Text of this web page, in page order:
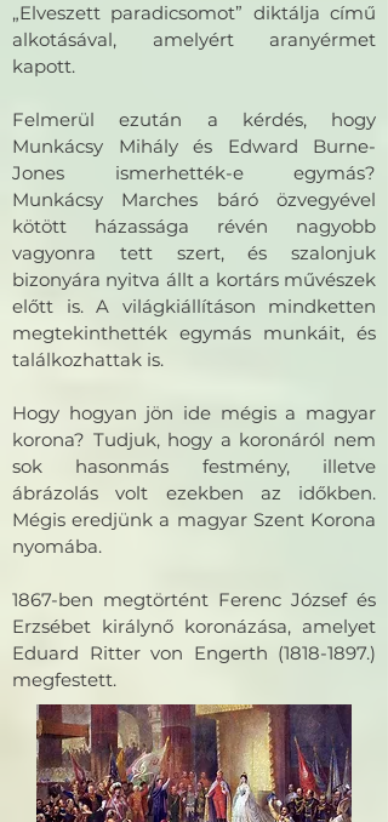
„Elveszett paradicsomot” diktálja című
alkotásával, amelyért aranyérmet
kapott.
Felmerül ezután a kérdés, hogy
Munkácsy Mihály és Edward Burne-
Jones ismerhették-e egymás?
Munkácsy Marches báró özvegyével
kötött házassága révén nagyobb
vagyonra tett szert, és szalonjuk
bizonyára nyitva állt a kortárs művészek
előtt is. A világkiállításon mindketten
megtekinthették egymás munkáit, és
találkozhattak is.
Hogy hogyan jön ide mégis a magyar
korona? Tudjuk, hogy a koronáról nem
sok hasonmás festmény, illetve
ábrázolás volt ezekben az időkben.
Mégis eredjünk a magyar Szent Korona
nyomába.
1867-ben megtörtént Ferenc József és
Erzsébet királynő koronázása, amelyet
Eduard Ritter von Engerth (1818-1897.)
megfestett.